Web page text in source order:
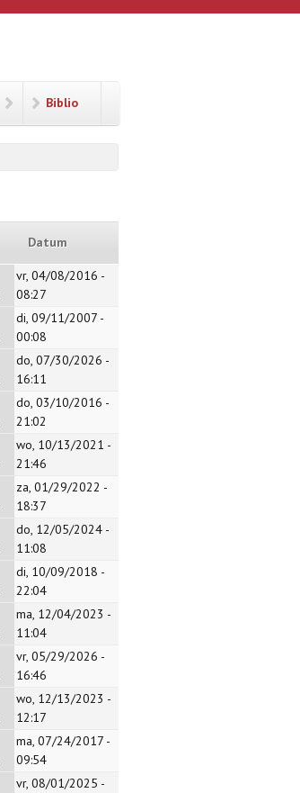
Biblio
Datum
vr, 04/08/2016 -
08:27
di, 09/11/2007 -
00:08
do, 07/30/2026 -
16:11
do, 03/10/2016 -
21:02
wo, 10/13/2021 -
21:46
za, 01/29/2022 -
18:37
do, 12/05/2024 -
11:08
di, 10/09/2018 -
22:04
ma, 12/04/2023 -
11:04
vr, 05/29/2026 -
16:46
wo, 12/13/2023 -
12:17
ma, 07/24/2017 -
09:54
vr, 08/01/2025 -